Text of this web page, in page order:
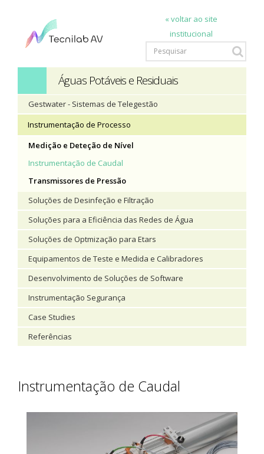
« voltar ao site
institucional
Águas Potáveis e Residuais
Gestwater - Sistemas de Telegestão
Instrumentação de Processo
Medição e Deteção de Nível
Instrumentação de Caudal
Transmissores de Pressão
Soluções de Desinfeção e Filtração
Soluções para a Eficiência das Redes de Água
Soluções de Optmização para Etars
Equipamentos de Teste e Medida e Calibradores
Desenvolvimento de Soluções de Software
Instrumentação Segurança
Case Studies
Referências
Instrumentação de Caudal